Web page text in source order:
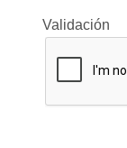
Validación